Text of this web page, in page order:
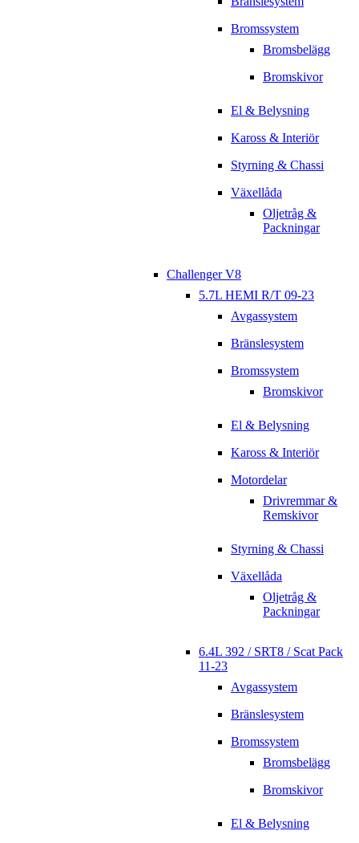
Bromssystem
Bromsbelägg
Bromskivor
El & Belysning
Kaross & Interiör
Styrning & Chassi
Växellåda
Oljetråg &
Packningar
Challenger V8
5.7L HEMI R/T 09-23
Avgassystem
Bränslesystem
Bromssystem
Bromskivor
El & Belysning
Kaross & Interiör
Motordelar
Drivremmar &
Remskivor
Styrning & Chassi
Växellåda
Oljetråg &
Packningar
6.4L 392 / SRT8 / Scat Pack
11-23
Avgassystem
Bränslesystem
Bromssystem
Bromsbelägg
Bromskivor
El & Belysning